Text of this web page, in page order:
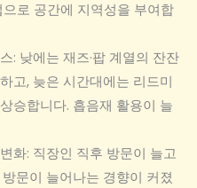
로 공간에 지역성을 부여합
: 낮에는 재즈·팝 계열의 잔잔
고, 늦은 시간대에는 리드미
승합니다. 흡음재 활용이 늘
화: 직장인 직후 방문이 늘고
문이 늘어나는 경향이 커졌